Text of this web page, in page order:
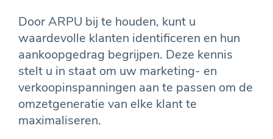
Door ARPU bij te houden, kunt u
waardevolle klanten identificeren en hun
aankoopgedrag begrijpen. Deze kennis
stelt u in staat om uw marketing- en
verkoopinspanningen aan te passen om de
omzetgeneratie van elke klant te
maximaliseren.